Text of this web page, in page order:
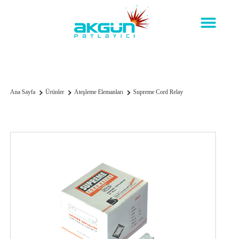
Ana Sayfa Ürünler Ateşleme Elemanları Supreme Cord Relay